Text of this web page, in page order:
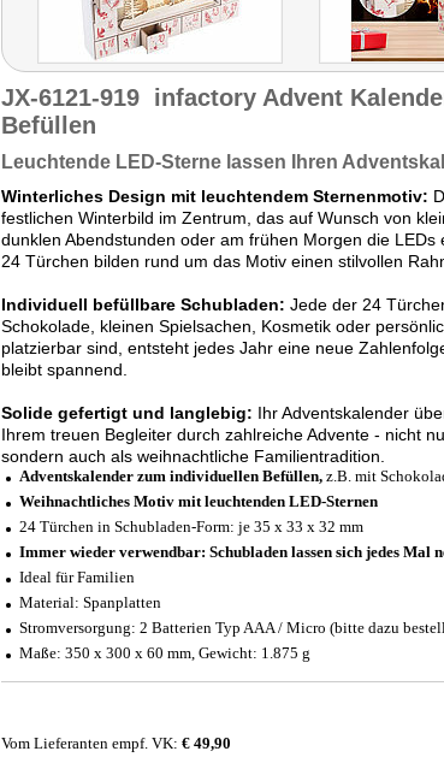
JX-6121-919 infactory Advent
Befüllen
Leuchtende LED-Sterne lassen Ihren
Winterliches Design mit leuchtendem Sternenmotiv:
festlichen Winterbild im Zentrum, das auf Wunsch von
dunklen Abendstunden oder am frühen Morgen die
24 Türchen bilden rund um das Motiv einen stilvollen
Individuell befüllbare Schubladen: Jede der 24
Schokolade, kleinen Spielsachen, Kosmetik oder
platzierbar sind, entsteht jedes Jahr eine neue
bleibt spannend.
Solide gefertigt und langlebig: Ihr Adventskalender
Ihrem treuen Begleiter durch zahlreiche Advente - nicht
sondern auch als weihnachtliche Familientradition.
Adventskalender zum individuellen Befüllen, z.B. mit
Weihnachtliches Motiv mit leuchtenden LED-Sternen
24 Türchen in Schubladen-Form: je 35 x 33 x 32 mm
Immer wieder verwendbar: Schubladen lassen sich jedes Mal
Ideal für Familien
Material: Spanplatten
Stromversorgung: 2 Batterien Typ AAA / Micro (bitte dazu
Maße: 350 x 300 x 60 mm, Gewicht: 1.875 g
Vom Lieferanten empf. VK: € 49,90